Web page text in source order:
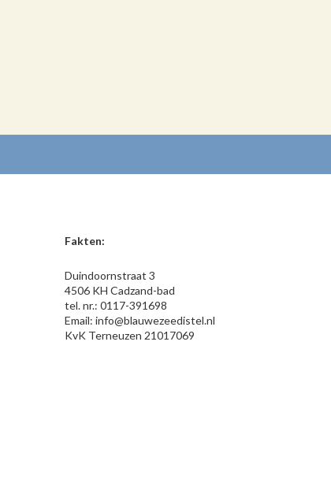
Fakten:
Duindoornstraat 3
4506 KH Cadzand-bad
tel. nr.: 0117-391698
Email: info@blauwezeedistel.nl
KvK Terneuzen 21017069